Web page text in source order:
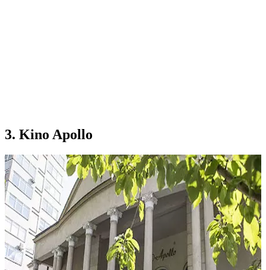
3. Kino Apollo